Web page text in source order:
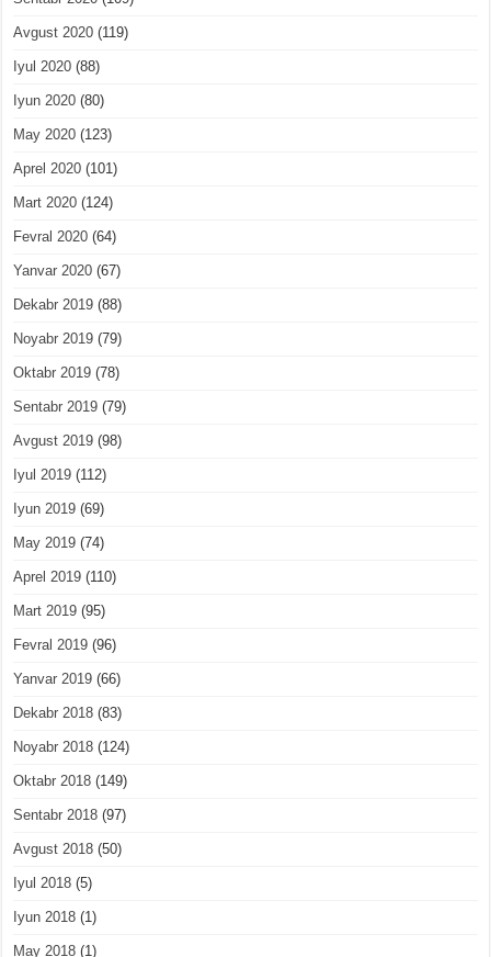
Avgust 2020 (119)
Iyul 2020 (88)
Iyun 2020 (80)
May 2020 (123)
Aprel 2020 (101)
Mart 2020 (124)
Fevral 2020 (64)
Yanvar 2020 (67)
Dekabr 2019 (88)
Noyabr 2019 (79)
Oktabr 2019 (78)
Sentabr 2019 (79)
Avgust 2019 (98)
Iyul 2019 (112)
Iyun 2019 (69)
May 2019 (74)
Aprel 2019 (110)
Mart 2019 (95)
Fevral 2019 (96)
Yanvar 2019 (66)
Dekabr 2018 (83)
Noyabr 2018 (124)
Oktabr 2018 (149)
Sentabr 2018 (97)
Avgust 2018 (50)
Iyul 2018 (5)
Iyun 2018 (1)
May 2018 (1)